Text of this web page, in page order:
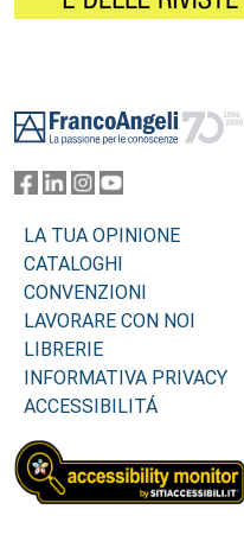
LA TUA OPINIONE
CATALOGHI
CONVENZIONI
LAVORARE CON NOI
LIBRERIE
INFORMATIVA PRIVACY
ACCESSIBILITÁ